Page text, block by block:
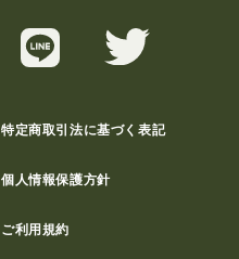
特定商取引法に基づく表記
個人情報保護方針
ご利用規約